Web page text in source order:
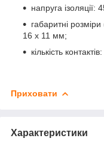
напруга ізоляції:
габаритні
16 х 11 мм;
кількість
Приховати
Характеристики